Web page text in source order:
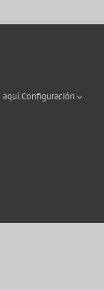
aquí.Configuración